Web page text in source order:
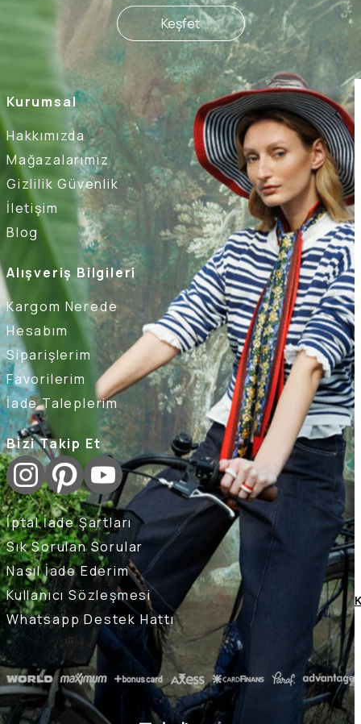
Kurumsal
Hakkımızda
Mağazalarımız
Gizlilik Güvenlik
İletişim
Blog
Alışveriş Bilgileri
Kargom Nerede
Hesabım
Siparişlerim
Favorilerim
İade Taleplerim
Bizi Takip Et
İptal İade Şartları
Sık Sorulan Sorular
Nasıl İade Ederim
Kullanıcı Sözleşmesi
Whatsapp Destek Hattı
Keşfet